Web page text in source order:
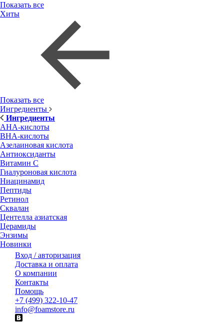
Показать все
Хиты
Показать все
Ингредиенты
Ингредиенты
AHA-кислоты
BHA-кислоты
Азелаиновая кислота
Антиоксиданты
Витамин С
Гиалуроновая кислота
Ниацинамид
Пептиды
Ретинол
Сквалан
Центелла азиатская
Церамиды
Энзимы
Новинки
Вход / авторизация
Доставка и оплата
О компании
Контакты
Помощь
+7 (499) 322-10-47
info@foamstore.ru